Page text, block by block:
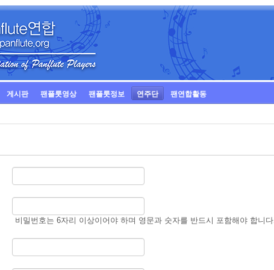
게시판 팬플룻영상 팬플룻정보 연주단 팬연합활동
비밀번호는 6자리 이상이어야 하며 영문과 숫자를 반드시 포함해야 합니다.